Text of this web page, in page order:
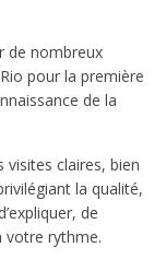
de nombreux
pour la première
de la
claires, bien
la qualité,
de
votre rythme.